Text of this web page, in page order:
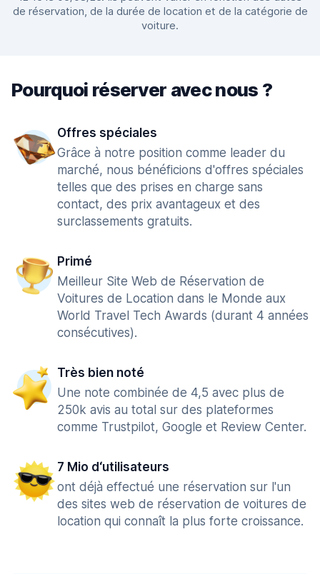
de réservation, de la durée de location et de la catégorie de
voiture.
Pourquoi réserver avec nous ?
Offres spéciales
Grâce à notre position comme leader du
marché, nous bénéficions d'offres spéciales
telles que des prises en charge sans
contact, des prix avantageux et des
surclassements gratuits.
Primé
Meilleur Site Web de Réservation de
Voitures de Location dans le Monde aux
World Travel Tech Awards (durant 4 années
consécutives).
Très bien noté
Une note combinée de 4,5 avec plus de
250k avis au total sur des plateformes
comme Trustpilot, Google et Review Center.
7 Mio d‘utilisateurs
ont déjà effectué une réservation sur l'un
des sites web de réservation de voitures de
location qui connaît la plus forte croissance.